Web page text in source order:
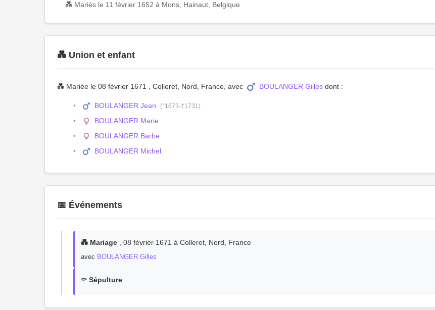
💑 Mariés le 11 février 1652 à Mons, Hainaut, Belgique
💑 Union et enfant
💑 Mariée le 08 février 1671 , Colleret, Nord, France, avec BOULANGER Gilles dont :
BOULANGER Jean (°1673-†1731)
BOULANGER Marie
BOULANGER Barbe
BOULANGER Michel
📅 Événements
💑 Mariage , 08 février 1671 à Colleret, Nord, France
avec BOULANGER Gilles
⚰️ Sépulture